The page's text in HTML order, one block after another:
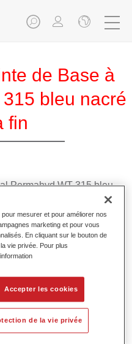
de Base à
bleu nacré
fin
Permahyd WT 315 bleu
les Prélaques Permahyd
efficaces.
à effet spéciaux d'origine
mesurer et pour améliorer nos
marketing et pour vous
En cliquant sur le bouton de
vie privée. Pour plus
Accepter les cookies
de la vie privée